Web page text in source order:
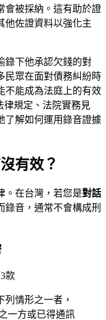
會被採納。這有助於證
他佐證資料以強化主
錄下他承認欠錢的對
民眾在面對債務糾紛時
不能成為法庭上的有效
律規定、法院實務見
了解如何運用錄音證據
有效？
。在台灣，若您是對話
錄音，通常不會構成刑
款
列情形之一者，
一方或已得通訊